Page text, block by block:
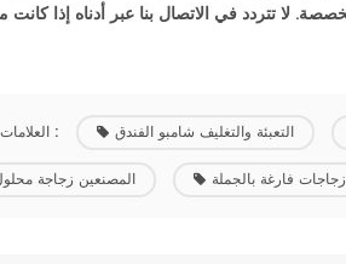
العلامات الساخنة : التعبئة والتغليف شامبو الفندق
المصنعين زجاجة زجاجات فارغة بالجملة